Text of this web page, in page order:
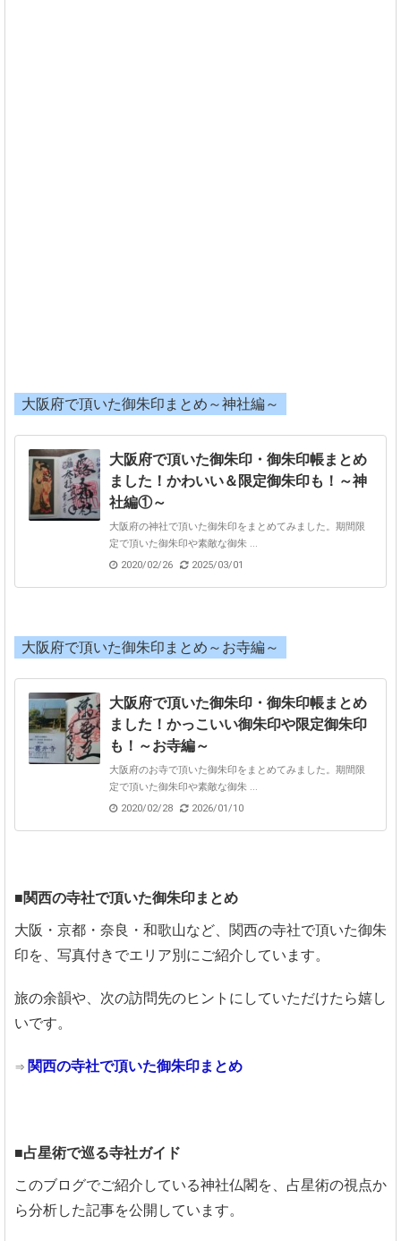
大阪府で頂いた御朱印まとめ～神社編～
大阪府で頂いた御朱印・御朱印帳まとめ
ました！かわいい＆限定御朱印も！～神
社編①～
大阪府の神社で頂いた御朱印をまとめてみました。期間限
定で頂いた御朱印や素敵な御朱 ...
2020/02/26
2025/03/01
大阪府で頂いた御朱印まとめ～お寺編～
大阪府で頂いた御朱印・御朱印帳まとめ
ました！かっこいい御朱印や限定御朱印
も！～お寺編～
大阪府のお寺で頂いた御朱印をまとめてみました。期間限
定で頂いた御朱印や素敵な御朱 ...
2020/02/28
2026/01/10
■関西の寺社で頂いた御朱印まとめ
大阪・京都・奈良・和歌山など、関西の寺社で頂いた御朱
印を、写真付きでエリア別にご紹介しています。
旅の余韻や、次の訪問先のヒントにしていただけたら嬉し
いです。
⇒ 関西の寺社で頂いた御朱印まとめ
■占星術で巡る寺社ガイド
このブログでご紹介している神社仏閣を、占星術の視点か
ら分析した記事を公開しています。